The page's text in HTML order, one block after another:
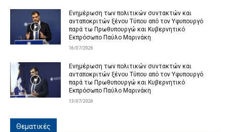
Ενημέρωση των πολιτικών συντακτών και
ανταποκριτών ξένου Τύπου από τον Υφυπουργό
παρά τω Πρωθυπουργώ και Κυβερνητικό
Εκπρόσωπο Παύλο Μαρινάκη
16/07/2026
Ενημέρωση των πολιτικών συντακτών και
ανταποκριτών ξένου Τύπου από τον Υφυπουργό
παρά τω Πρωθυπουργώ και Κυβερνητικό
Εκπρόσωπο Παύλο Μαρινάκη
13/07/2026
Θεματικές